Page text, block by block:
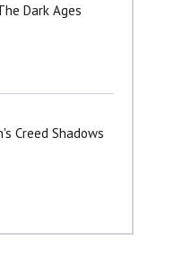
Dark Ages
Creed Shadows